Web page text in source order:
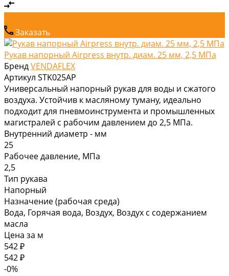
Заказать
Рукав напорный Airpress внутр. диам. 25 мм, 2,5 МПа
БрендVENDAFLEX
Артикул STK025AP
Универсальный напорный рукав для воды и сжатого
воздуха. Устойчив к масляному туману, идеально
подходит для пневмоинструмента и промышленных
магистралей с рабочим давлением до 2,5 МПа.
Внутренний диаметр - мм
25
Рабочее давление, МПа
2,5
Тип рукава
Напорный
Назначение (рабочая среда)
Вода, Горячая вода, Воздух, Воздух с содержанием
масла
Цена за м
542 ₽
542 ₽
-0%